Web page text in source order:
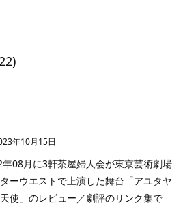
年10月15日
08月に3軒茶屋婦人会が東京芸術劇場
ーウエストで上演した舞台「アユタヤ
使」のレビュー／劇評のリンク集で